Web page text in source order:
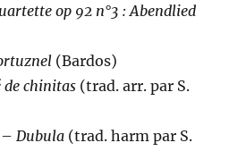
op 92 n°3 : Abendlied
(Bardos)
de chinitas (trad. arr. par S.
Dubula (trad. harm par S.